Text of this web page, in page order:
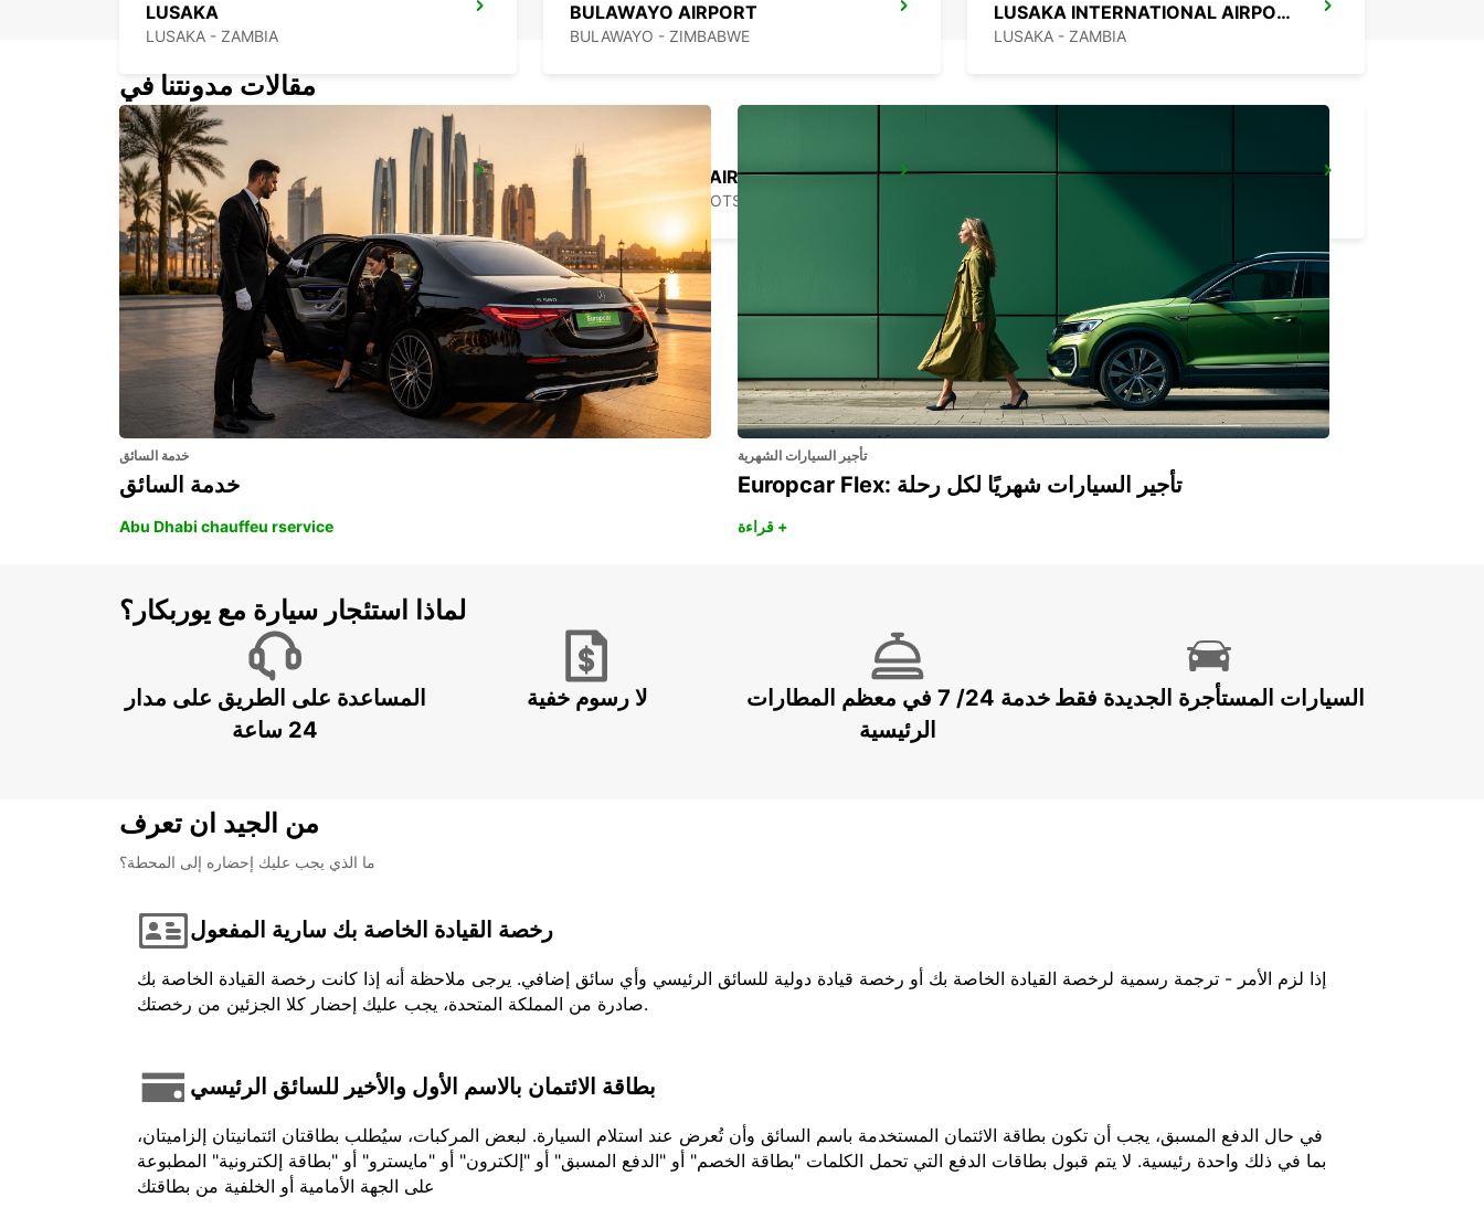
LUSAKA
LUSAKA - ZAMBIA
BULAWAYO AIRPORT
BULAWAYO - ZIMBABWE
LUSAKA INTERNATIONAL AIRPORT
LUSAKA - ZAMBIA
LUSAKA
LUSAKA - ZAMBIA
FRANCISTOWN AIRPORT
FRANCISTOWN - BOTSWANA
HARARE OFFICE
مقالات مدونتنا في
خدمة السائق
خدمة السائق
Abu Dhabi chauffeu rservice
تأجير السيارات الشهرية
Europcar Flex: تأجير السيارات شهريًا لكل رحلة
قراءة +
لماذا استئجار سيارة مع يوربكار؟
المساعدة على الطريق على مدار
24 ساعة
لا رسوم خفية
خدمة 24/ 7 في معظم المطارات
الرئيسية
السيارات المستأجرة الجديدة فقط
من الجيد ان تعرف
ما الذي يجب عليك إحضاره إلى المحطة؟
رخصة القيادة الخاصة بك سارية المفعول
إذا لزم الأمر - ترجمة رسمية لرخصة القيادة الخاصة بك أو رخصة قيادة دولية للسائق الرئيسي وأي سائق إضافي. يرجى ملاحظة أنه إذا كانت رخصة القيادة الخاصة بك
صادرة من المملكة المتحدة، يجب عليك إحضار كلا الجزئين من رخصتك.
بطاقة الائتمان بالاسم الأول والأخير للسائق الرئيسي
في حال الدفع المسبق، يجب أن تكون بطاقة الائتمان المستخدمة باسم السائق وأن تُعرض عند استلام السيارة. لبعض المركبات، سيُطلب بطاقتان ائتمانيتان إلزاميتان،
بما في ذلك واحدة رئيسية. لا يتم قبول بطاقات الدفع التي تحمل الكلمات "بطاقة الخصم" أو "الدفع المسبق" أو "إلكترون" أو "مايسترو" أو "بطاقة إلكترونية" المطبوعة
على الجهة الأمامية أو الخلفية من بطاقتك